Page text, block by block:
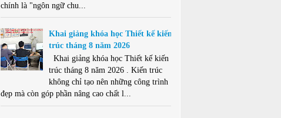
chính là "ngôn ngữ chu...
Khai giảng khóa học Thiết kế kiến
trúc tháng 8 năm 2026
Khai giảng khóa học Thiết kế kiến
trúc tháng 8 năm 2026 . Kiến trúc
không chỉ tạo nên những công trình
đẹp mà còn góp phần nâng cao chất l...